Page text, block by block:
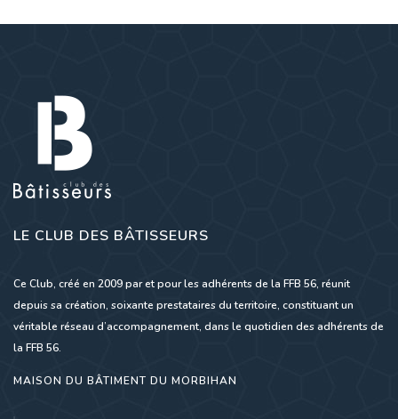
LE CLUB DES BÂTISSEURS
Ce Club, créé en 2009 par et pour les adhérents de la FFB 56, réunit
depuis sa création, soixante prestataires du territoire, constituant un
véritable réseau d’accompagnement, dans le quotidien des adhérents de
la FFB 56.
MAISON DU BÂTIMENT DU MORBIHAN